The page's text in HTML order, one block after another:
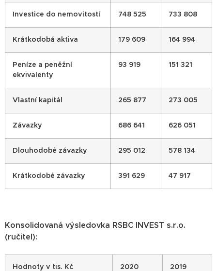
Investice do nemovitostí 748 525 733 808
Krátkodobá aktiva 179 609 164 994
Peníze a peněžní
ekvivalenty
93 919 151 321
Vlastní kapitál 265 877 273 005
Závazky 686 641 626 051
Dlouhodobé závazky 295 012 578 134
Krátkodobé závazky 391 629 47 917
Konsolidovaná výsledovka RSBC INVEST s.r.o.
(ručitel):
Hodnoty v tis. Kč 2020 2019